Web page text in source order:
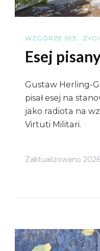
WZGÓRZE 593
Esej
Gustaw Herling-
pisał esej na
jako radiota na
Virtuti Militari.
Zaktualizowano